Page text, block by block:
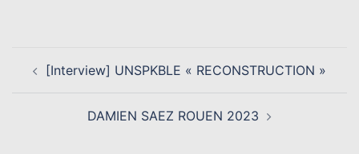
D’ARTICLE
[Interview] UNSPKBLE « RECONSTRUCTION »
DAMIEN SAEZ ROUEN 2023